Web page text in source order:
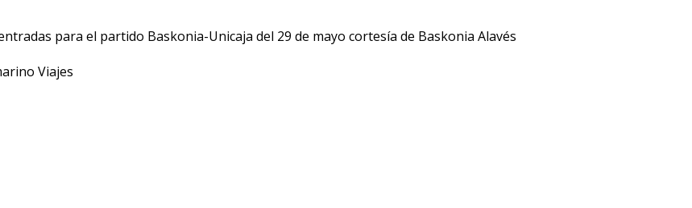
para el partido Baskonia-Unicaja del 29 de mayo cortesía de Baskonia Alavés
Viajes